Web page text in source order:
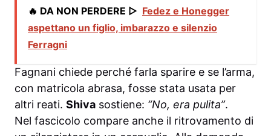
🔥 DA NON PERDERE ▷ Fedez e Honegger
aspettano un figlio, imbarazzo e silenzio
Ferragni
Fagnani chiede perché farla sparire e se l’arma,
con matricola abrasa, fosse stata usata per
altri reati. Shiva sostiene: “No, era pulita”.
Nel fascicolo compare anche il ritrovamento di